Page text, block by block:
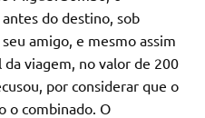
do destino, sob
amigo, e mesmo assim
viagem, no valor de 200
por considerar que o
o combinado. O